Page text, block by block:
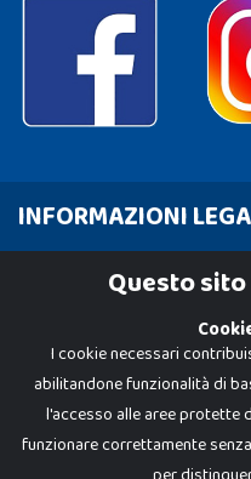
INFORMAZIONI
Cookie PolicyQuesto
I cookie necessari
abilitandone funzionalità di
l'accesso alle aree protette
funzionare correttamente